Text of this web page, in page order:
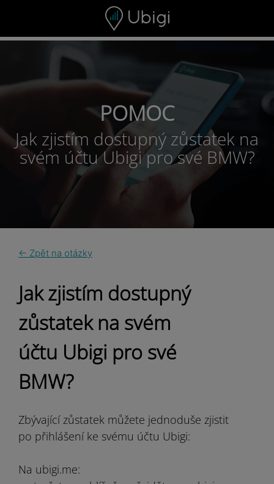
POMOC
Jak zjistím dostupný zůstatek na
svém účtu Ubigi pro své BMW?
← Zpět na otázky
Jak zjistím dostupný
zůstatek na svém
účtu Ubigi pro své
BMW?
Zbývající zůstatek můžete jednoduše zjistit
po přihlášení ke svému účtu Ubigi:
Na ubigi.me: